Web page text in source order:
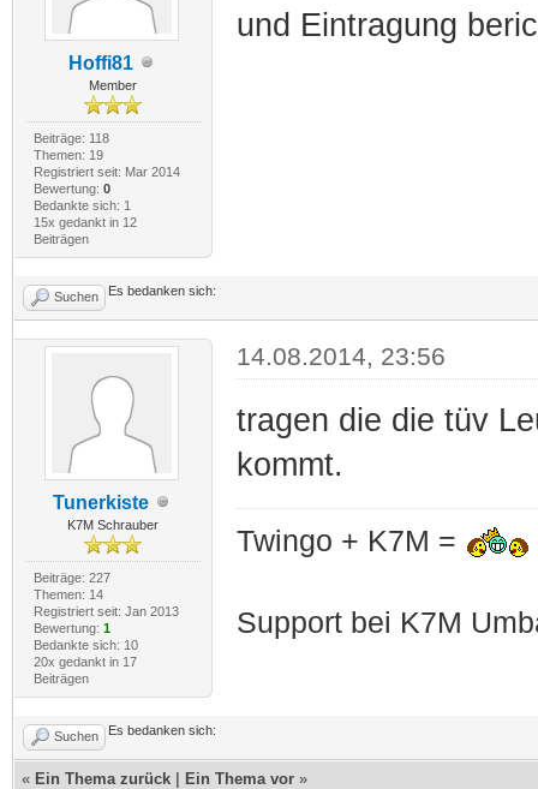
Hoffi81
Member
Beiträge: 118
Themen: 19
Registriert seit: Mar 2014
Bewertung: 0
Bedankte sich: 1
15x gedankt in 12
Beiträgen
und Eintragung
Suchen Es bedanken sich:
Tunerkiste
K7M Schrauber
Beiträge: 227
Themen: 14
Registriert seit: Jan 2013
Bewertung: 1
Bedankte sich: 10
20x gedankt in 17
Beiträgen
14.08.2014, 23:56
tragen die die tüv
kommt.
Twingo + K7M =
Support bei K7M
Suchen Es bedanken sich:
« Ein Thema zurück Ein Thema vor »